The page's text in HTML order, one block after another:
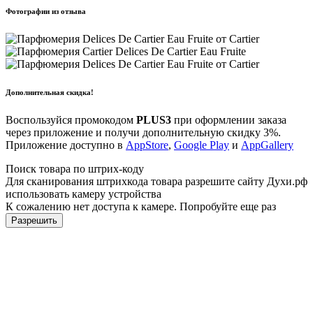
Фотографии из отзыва
Дополнительная скидка!
Воспользуйся промокодом PLUS3 при оформлении заказа
через приложение и получи дополнительную скидку 3%.
Приложение доступно в AppStore, Google Play и AppGallery
Поиск товара по штрих-коду
Для сканирования штрихкода товара разрешите сайту Духи.рф
использовать камеру устройства
К сожалению нет доступа к камере. Попробуйте еще раз
Разрешить